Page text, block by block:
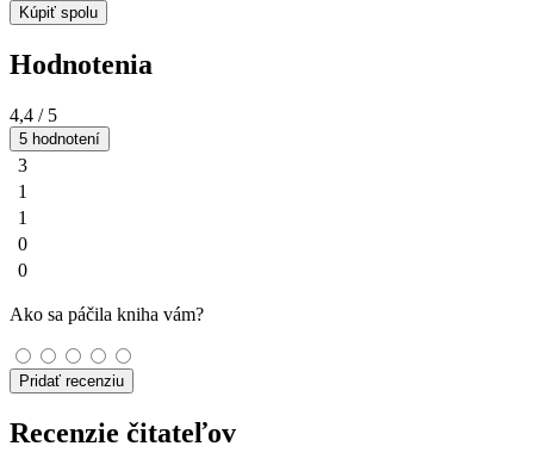
Kúpiť spolu
Hodnotenia
4,4 / 5
5 hodnotení
3
1
1
0
0
Ako sa páčila kniha vám?
Pridať recenziu
Recenzie čitateľov